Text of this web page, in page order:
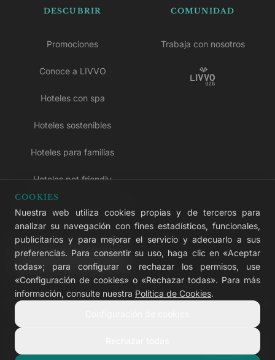
DESCUBRIR
Promociones
Conoce a LIVVO
Hoteles con spa
Hoteles sostenibles
Hoteles para familias
Hoteles pet friendly
Hoteles todo incluido
COMUNIDAD
Trabaja con nosotros
Aviso legalCookiesPrivacidadAccesibilidadConfigurar cookies
COOKIES
Nuestra web utiliza cookies propias y de terceros para
analizar su navegación con fines estadísticos, funcionales,
publicitarios y para mejorar el servicio y adecuarlo a sus
preferencias. Para consentir su uso, haga clic en «Aceptar
todas»; para configurar o rechazar los permisos, use
«Configuración de cookies» o «Rechazar todas». Para más
información, consulte nuestra Política de Cookies.